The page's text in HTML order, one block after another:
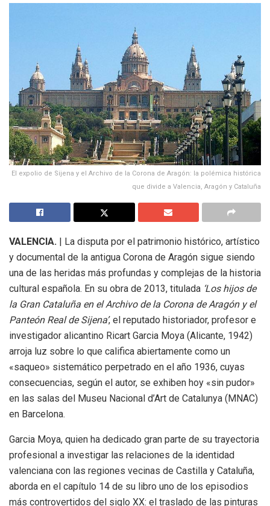
El expolio de Sijena y el Archivo de la Corona de Aragón: la polémica histórica
que divide a Valencia, Aragón y Cataluña
VALENCIA. | La disputa por el patrimonio histórico, artístico
y documental de la antigua Corona de Aragón sigue siendo
una de las heridas más profundas y complejas de la historia
cultural española. En su obra de 2013, titulada ‘Los hijos de
la Gran Cataluña en el Archivo de la Corona de Aragón y el
Panteón Real de Sijena’, el reputado historiador, profesor e
investigador alicantino Ricart Garcia Moya (Alicante, 1942)
arroja luz sobre lo que califica abiertamente como un
«saqueo» sistemático perpetrado en el año 1936, cuyas
consecuencias, según el autor, se exhiben hoy «sin pudor»
en las salas del Museu Nacional d’Art de Catalunya (MNAC)
en Barcelona.
Garcia Moya, quien ha dedicado gran parte de su trayectoria
profesional a investigar las relaciones de la identidad
valenciana con las regiones vecinas de Castilla y Cataluña,
aborda en el capítulo 14 de su libro uno de los episodios
más controvertidos del siglo XX: el traslado de las pinturas